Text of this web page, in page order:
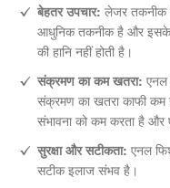
बेहतर उपचार: लेजर तकनीक
आधुनिक तकनीक है और इसके
की हानि नहीं होती है।
संक्रमण का कम खतरा:
संक्रमण का खतरा काफी कम
संभावना को कम करता है और
सुरक्षा और सटीकता: एनल
सटीक इलाज संभव है।